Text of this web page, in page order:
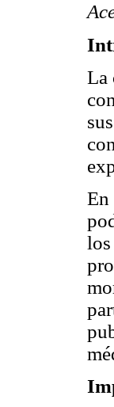
La
En
los